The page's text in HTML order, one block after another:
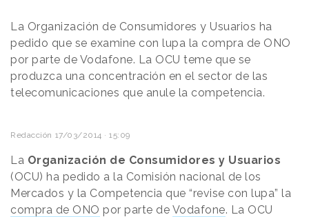
La Organización de Consumidores y Usuarios ha
pedido que se examine con lupa la compra de ONO
por parte de Vodafone. La OCU teme que se
produzca una concentración en el sector de las
telecomunicaciones que anule la competencia.
Redacción 17/03/2014 · 15:09
La Organización de Consumidores y Usuarios
(OCU) ha pedido a la Comisión nacional de los
Mercados y la Competencia que “revise con lupa” la
compra de ONO por parte de Vodafone. La OCU